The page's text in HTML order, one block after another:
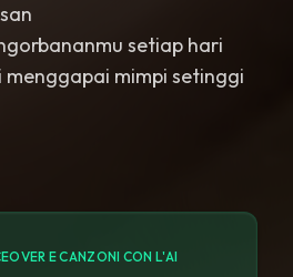
setiap hari
mimpi setinggi
E CANZONI CON L'AI